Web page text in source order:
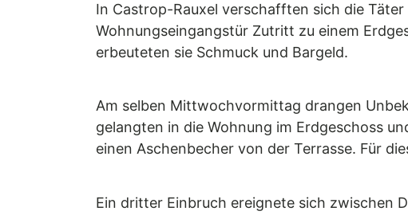
In Castrop-Rauxel verschafften sich die
Wohnungseingangstür Zutritt zu einem
erbeuteten sie Schmuck und Bargeld.
Am selben Mittwochvormittag drangen
gelangten in die Wohnung im Erdgeschoss
einen Aschenbecher von der Terrasse. Für
Ein dritter Einbruch ereignete sich zwischen